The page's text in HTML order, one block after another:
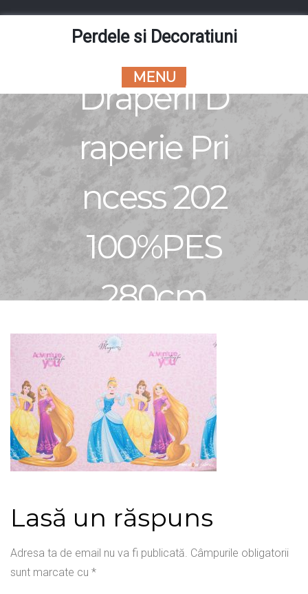
Perdele si Decoratiuni
MENU
Draperii D
raperie Pri
ncess 202
100%PES
280cm
Lasă un răspuns
Adresa ta de email nu va fi publicată. Câmpurile obligatorii
sunt marcate cu *